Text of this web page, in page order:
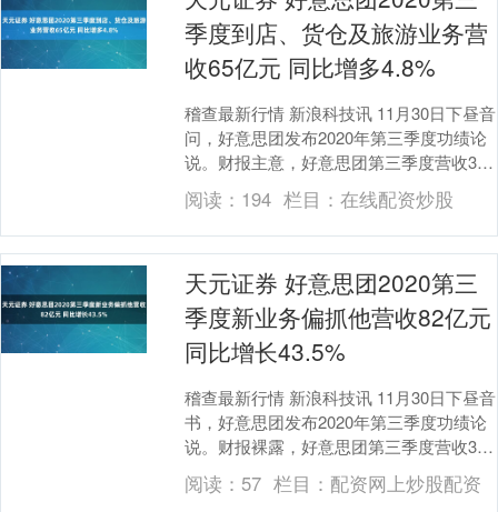
季度到店、货仓及旅游业务营
收65亿元 同比增多4.8%
稽查最新行情 新浪科技讯 11月30日下昼音
问，好意思团发布2020年第三季度功绩论
说。财报主意，好意思团第三季度营收354
亿元，同比增长28.8%。经换取净利....
阅读： 194 栏目： 在线配资炒股
天元证券 好意思团2020第三
季度新业务偏抓他营收82亿元
同比增长43.5%
稽查最新行情 新浪科技讯 11月30日下昼音
书，好意思团发布2020年第三季度功绩论
说。财报裸露，好意思团第三季度营收354
亿元，同比增长28.8%。经退换净利....
阅读： 57 栏目： 配资网上炒股配资